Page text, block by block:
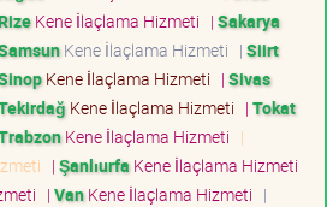
Kene İlaçlama Hizmeti | Sakarya
Kene İlaçlama Hizmeti | Siirt
Kene İlaçlama Hizmeti | Sivas
Kene İlaçlama Hizmeti | Tokat
Kene İlaçlama Hizmeti |
| Şanlıurfa Kene İlaçlama Hizmeti
| VanKene İlaçlama Hizmeti |